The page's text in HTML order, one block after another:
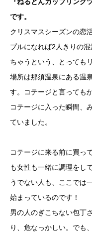
『ねるとんカップリング
です。
クリスマスシーズンの恋
プルになれば2人きりの
ちゃうという、とっても
場所は那須温泉にある温
す。コテージと言っても
コテージに入った瞬間、
ていました。
コテージに来る前に買っ
も女性も一緒に調理をし
うでない人も、ここでは
始まっているのです！
男の人のぎこちない包丁
り、危なっかしい。でも